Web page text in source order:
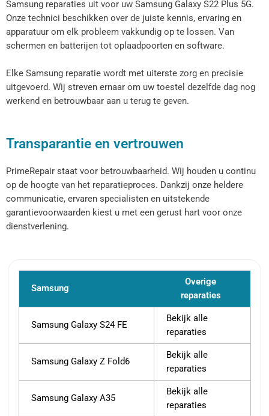
Samsung reparaties uit voor uw Samsung Galaxy S22 Plus 5G.
Onze technici beschikken over de juiste kennis, ervaring en
apparatuur om elk probleem vakkundig op te lossen. Van
schermen en batterijen tot oplaadpoorten en software.
Elke Samsung reparatie wordt met uiterste zorg en precisie
uitgevoerd. Wij streven ernaar om uw toestel dezelfde dag nog
werkend en betrouwbaar aan u terug te geven.
Transparantie en vertrouwen
PrimeRepair staat voor betrouwbaarheid. Wij houden u continu
op de hoogte van het reparatieproces. Dankzij onze heldere
communicatie, ervaren specialisten en uitstekende
garantievoorwaarden kiest u met een gerust hart voor onze
dienstverlening.
Samsung
Overige
reparaties
Samsung Galaxy S24 FE
Bekijk alle
reparaties
Samsung Galaxy Z Fold6
Bekijk alle
reparaties
Samsung Galaxy A35
Bekijk alle
reparaties